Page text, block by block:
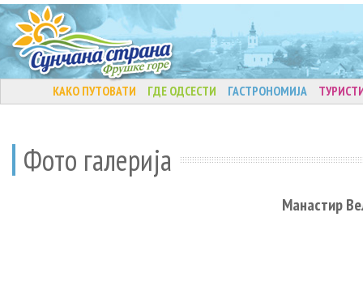
КАКО ПУТОВАТИ ГДЕ ОДСЕСТИ ГАСТРОНОМИЈА
Фото галерија
Манастир